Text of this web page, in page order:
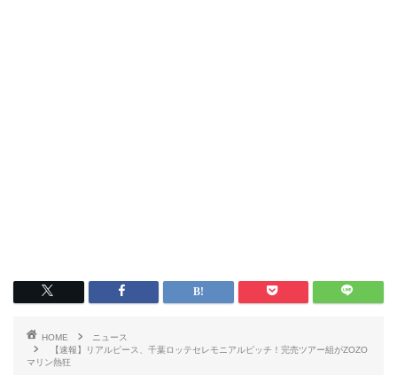
HOME
ニュース
【速報】リアルピース、千葉ロッテセレモニアルピッチ！完売ツアー組がZOZO
マリン熱狂